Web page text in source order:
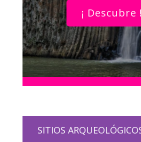
¡ Descubre !
SITIOS